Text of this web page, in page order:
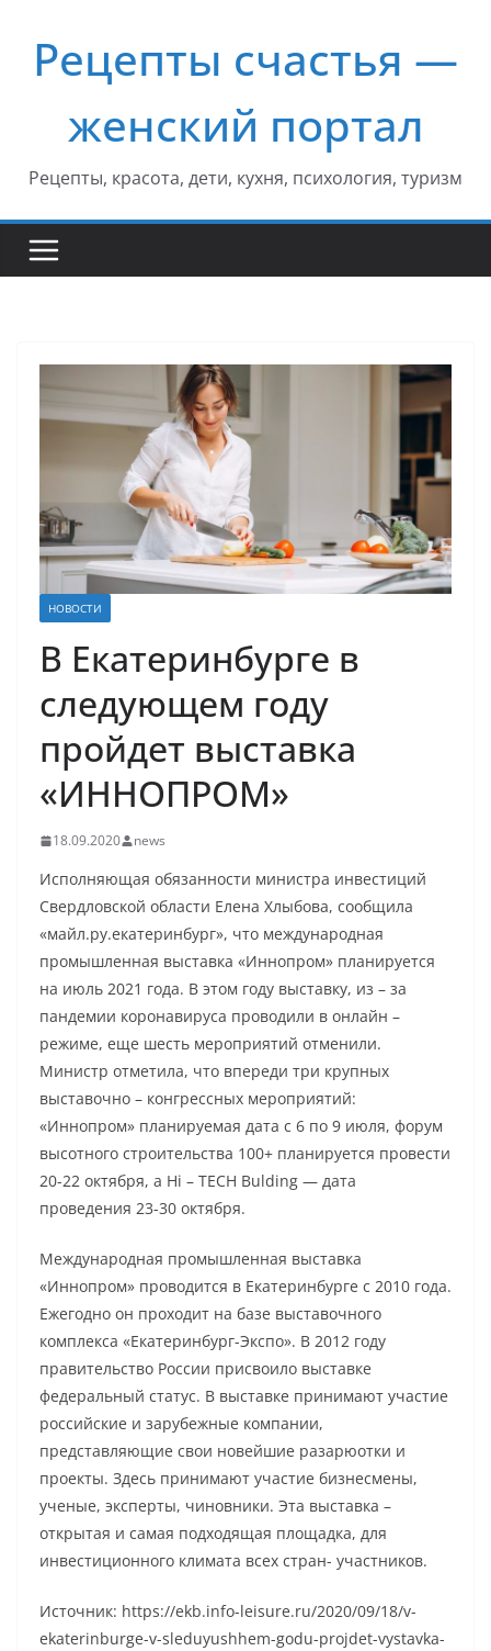
содержимому
Рецепты счастья —
женский портал
Рецепты, красота, дети, кухня, психология, туризм
НОВОСТИ
В Екатеринбурге в
следующем году
пройдет выставка
«ИННОПРОМ»
18.09.2020 news
Исполняющая обязанности министра инвестиций
Свердловской области Елена Хлыбова, сообщила
«майл.ру.екатеринбург», что международная
промышленная выставка «Иннопром» планируется
на июль 2021 года. В этом году выставку, из – за
пандемии коронавируса проводили в онлайн –
режиме, еще шесть мероприятий отменили.
Министр отметила, что впереди три крупных
выставочно – конгрессных мероприятий:
«Иннопром» планируемая дата с 6 по 9 июля, форум
высотного строительства 100+ планируется провести
20-22 октября, а Hi – TECH Bulding — дата
проведения 23-30 октября.
Международная промышленная выставка
«Иннопром» проводится в Екатеринбурге с 2010 года.
Ежегодно он проходит на базе выставочного
комплекса «Екатеринбург-Экспо». В 2012 году
правительство России присвоило выставке
федеральный статус. В выставке принимают участие
российские и зарубежные компании,
представляющие свои новейшие разарюотки и
проекты. Здесь принимают участие бизнесмены,
ученые, эксперты, чиновники. Эта выставка –
открытая и самая подходящая площадка, для
инвестиционного климата всех стран- участников.
Источник: https://ekb.info-leisure.ru/2020/09/18/v-
ekaterinburge-v-sleduyushhem-godu-projdet-vystavka-